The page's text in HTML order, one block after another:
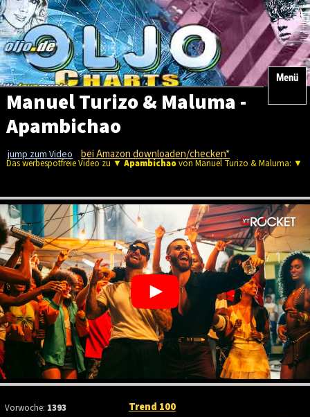
Menü
Manuel Turizo & Maluma -
Apambichao
jump zum Video bei Amazon downloaden/checken*
Das werbespotfreie Video zu ▼ Apambichaovon Manuel Turizo & Maluma: ▼
Vorwoche: 1393 Trend 100